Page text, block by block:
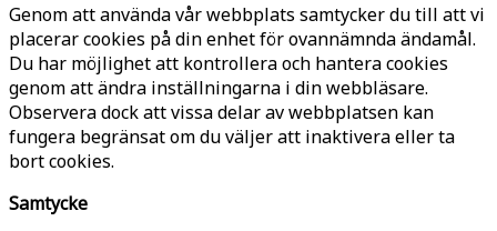
Genom att använda vår webbplats samtycker du till att vi
placerar cookies på din enhet för ovannämnda ändamål.
Du har möjlighet att kontrollera och hantera cookies
genom att ändra inställningarna i din webbläsare.
Observera dock att vissa delar av webbplatsen kan
fungera begränsat om du väljer att inaktivera eller ta
bort cookies.
Samtycke